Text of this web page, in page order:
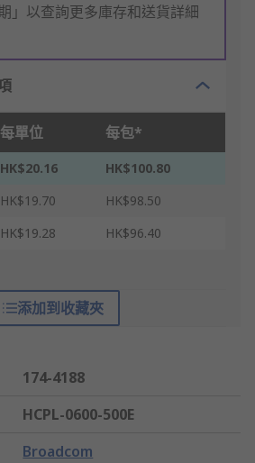
」以查詢更多庫存和送貨詳細
每單位 每包*
HK$20.16
HK$100.80
HK$19.70
HK$98.50
HK$19.28 HK$96.40
添加到收藏夾
174-4188
HCPL-0600-500E
Broadcom